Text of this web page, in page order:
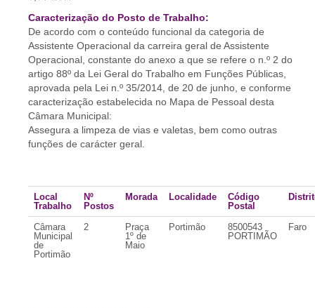
Caracterização do Posto de Trabalho:
De acordo com o conteúdo funcional da categoria de
Assistente Operacional da carreira geral de Assistente
Operacional, constante do anexo a que se refere o n.º 2 do
artigo 88º da Lei Geral do Trabalho em Funções Públicas,
aprovada pela Lei n.º 35/2014, de 20 de junho, e conforme
caracterização estabelecida no Mapa de Pessoal desta
Câmara Municipal:
Assegura a limpeza de vias e valetas, bem como outras
funções de carácter geral.
Local
Trabalho
Nº
Postos
Morada Localidade
Código
Postal
Câmara
Municipal
de
Portimão
2
Praça
1º de
Maio
Portimão
8500543
PORTIMÃO
Faro